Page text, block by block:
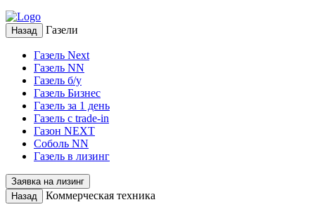
Назад Газели
Газель Next
Газель NN
Газель б/у
Газель Бизнес
Газель за 1 день
Газель с trade-in
Газон NEXT
Соболь NN
Газель в лизинг
Заявка на лизинг
Назад
Коммерческая техника